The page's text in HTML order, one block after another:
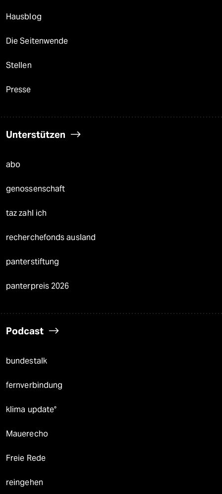
Hausblog
Die Seitenwende
Stellen
Presse
Unterstützen
abo
genossenschaft
taz zahl ich
recherchefonds ausland
panterstiftung
panterpreis 2026
Podcast
bundestalk
fernverbindung
klima update°
Mauerecho
Freie Rede
reingehen